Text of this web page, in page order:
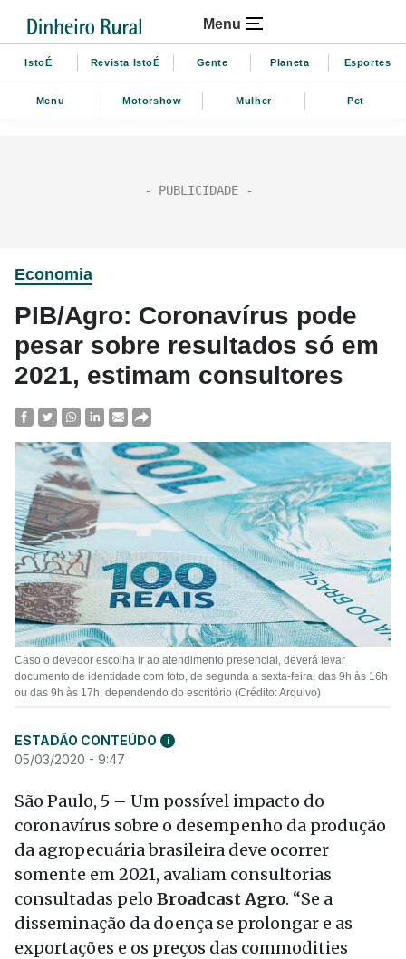
Menu
IstoÉ Revista IstoÉ Gente Planeta Esportes
Menu Motorshow Mulher Pet
Economia
PIB/Agro: Coronavírus pode
pesar sobre resultados só em
2021, estimam consultores
Caso o devedor escolha ir ao atendimento presencial, deverá levar
documento de identidade com foto, de segunda a sexta-feira, das 9h às 16h
ou das 9h às 17h, dependendo do escritório (Crédito: Arquivo)
ESTADÃO CONTEÚDO i
05/03/2020 - 9:47
São Paulo, 5 – Um possível impacto do
coronavírus sobre o desempenho da produção
da agropecuária brasileira deve ocorrer
somente em 2021, avaliam consultorias
consultadas pelo Broadcast Agro. “Se a
disseminação da doença se prolongar e as
exportações e os preços das commodities